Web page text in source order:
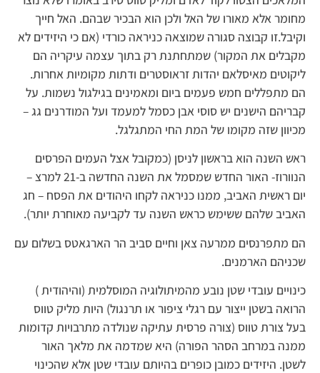
מחומר אלא מאורו של האל ולכן הוא הבכיר שבהם. האל חייך
וקיבל.זו קבוצה סגורה שמוצאה כניראה כורדי (אם כי היזידים לא
מקבלים את המקור) שמתחתנת רק בתוך עצמה עיקריה הם
ליקוטים מאיסלאם יהדות זראוסטרים ודתות מקומיות אחרות.
הם מתפללים חמש פעמים ביום ומאמינים בגילגול נשמות. על
קבריהם הישנים יש סוסי אבן כסמל למעמד ועל המודרנים גג –
מכיוון שזה מקומו של המת החי המתגלגל.
ראש השנה הוא בראשון לניסן (כמקובל אצל העמים הפרסים
הנוורוז- האור החדש שמסמל את השנה החדשה ב-21 למרצ –
יום ראשית האביב, ממנו כניראה לקחו היהודים את הפסח – חג
האביב שלהם ששימש כראש השנה עד לקביעה מאוחרת יותר).
הם מתפרנסים ממרעה צאן וחיים סביב הר הארגאטס בשלום עם
שכניהם הארמנים.
כינויים עובדי שטן נובע מהמיתולוגיה המוסלמית (והיהודית )
הרואה בשטן ייצור עם רגלי ציפור או תרנגול) היות מליק טווס
בעל צורת טווס (צורה פרסית עתיקה שנולדה מתרבויות קדומות
ממנה במרחב הסהר הפורה) היא שמדמה את מלאך האור
לשטן. היזידים כמובן כופרים בהיותם עובדי שטן אלא שהכינוי